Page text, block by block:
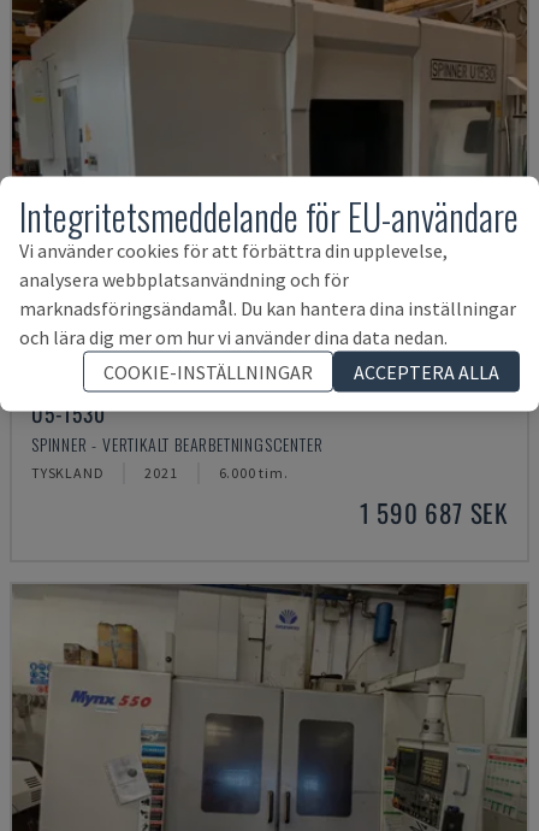
U5-1530
SPINNER - VERTIKALT BEARBETNINGSCENTER
TYSKLAND 2021 6.000 tim.
1 590 687 SEK
Integritetsmeddelande för EU-användare
Vi använder cookies för att förbättra din upplevelse,
analysera webbplatsanvändning och för
marknadsföringsändamål. Du kan hantera dina inställningar
och lära dig mer om hur vi använder dina data nedan.
COOKIE-INSTÄLLNINGAR
ACCEPTERA ALLA